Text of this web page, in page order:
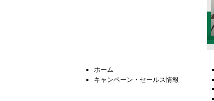
ホーム
キャンペーン・セールス情報